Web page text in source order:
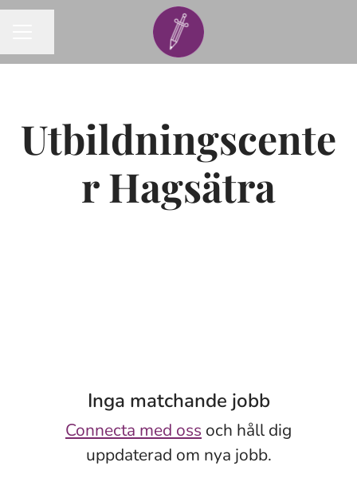
Utbildningscente
r Hagsätra
Inga matchande jobb
Connecta med oss och håll dig
uppdaterad om nya jobb.